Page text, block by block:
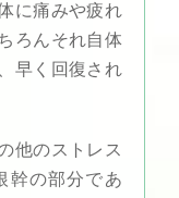
に痛みや疲れ
ろんそれ自体
早く回復され
他のストレス
幹の部分であ